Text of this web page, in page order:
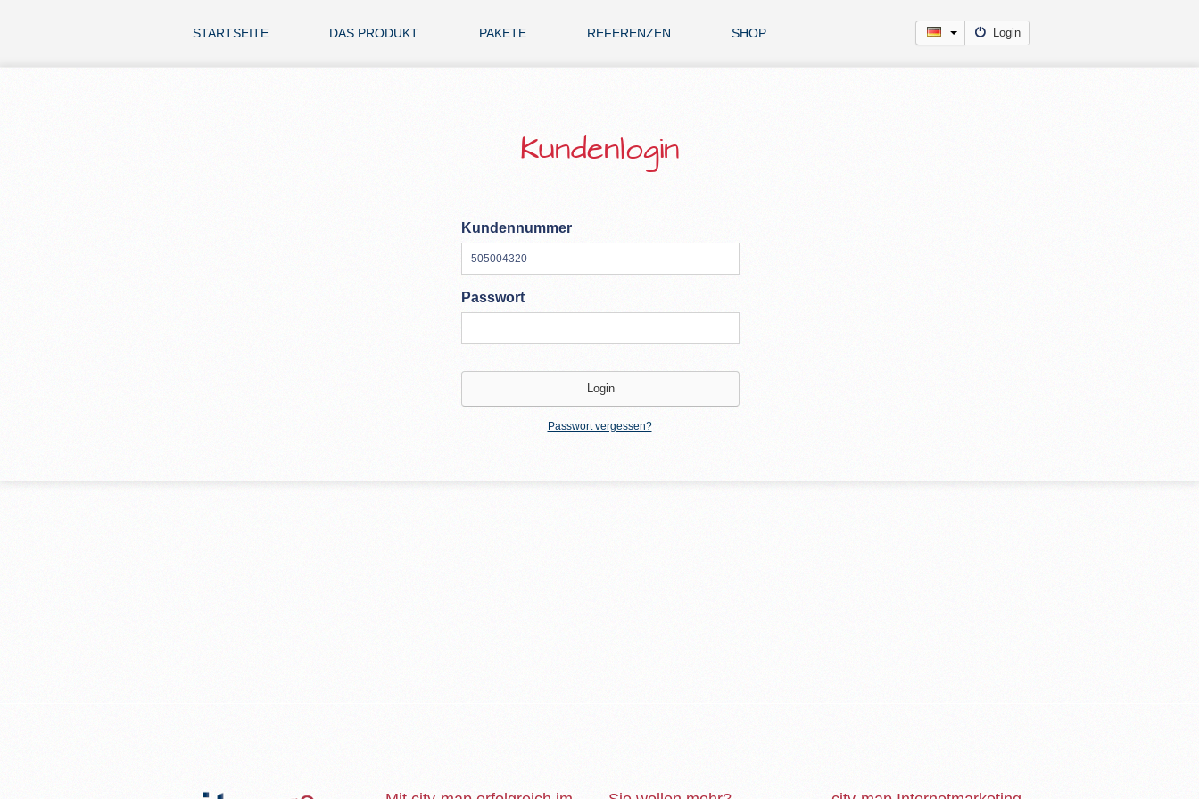
STARTSEITE DAS PRODUKT PAKETE REFERENZEN SHOP Login
Kundenlogin
Kundennummer
Passwort
Passwort vergessen?